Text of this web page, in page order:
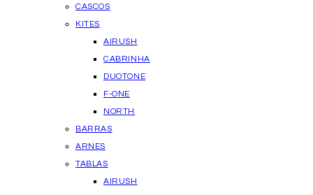
CASCOS
KITES
AIRUSH
CABRINHA
DUOTONE
F-ONE
NORTH
BARRAS
ARNES
TABLAS
AIRUSH